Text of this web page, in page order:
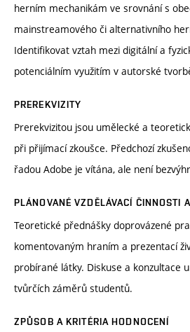
herním mechanikám ve srovnání s
mainstreamového či alternativního
Identifikovat vztah mezi digitální a
potenciálním využitím v autorské
PREREKVIZITY
Prerekvizitou jsou umělecké a
při přijímací zkoušce. Předchozí
řadou Adobe je vítána, ale není
PLÁNOVANÉ VZDĚLÁVACÍ ČINNOSTI
Teoretické přednášky doprovázené
komentovaným hraním a prezentací
probírané látky. Diskuse a konzultace
tvůrčích záměrů studentů.
ZPŮSOB A KRITÉRIA HODNOCENÍ